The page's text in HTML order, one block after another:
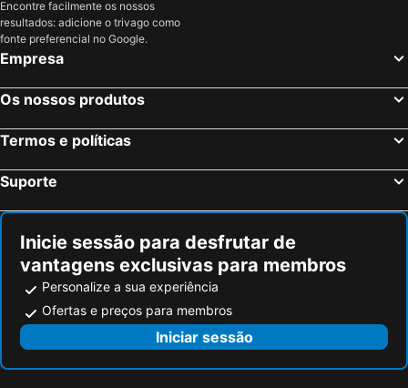
Encontre facilmente os nossos
resultados: adicione o trivago como
fonte preferencial no Google.
Empresa
Os nossos produtos
Termos e políticas
Suporte
Inicie sessão para desfrutar de
vantagens exclusivas para membros
Personalize a sua experiência
Ofertas e preços para membros
Iniciar sessão